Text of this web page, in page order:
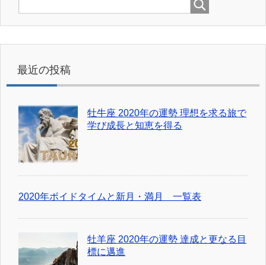
最近の投稿
牡牛座 2020年の運勢 理想を求る旅で
学び成長と知恵を得る
2020年ボイドタイムと新月・満月 一覧表
牡羊座 2020年の運勢 達成と更なる目
標に邁進